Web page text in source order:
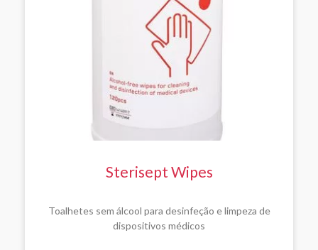
Sterisept Wipes
Toalhetes sem álcool para desinfeção e limpeza de
dispositivos médicos